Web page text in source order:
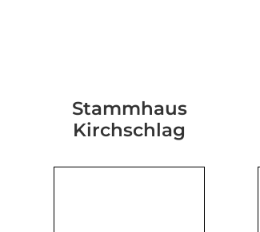
Stammhaus
Kirchschlag